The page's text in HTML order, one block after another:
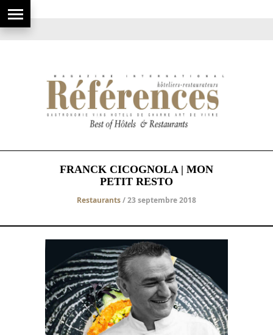
FRANCK CICOGNOLA | MON
PETIT RESTO
Restaurants/ 23 septembre 2018